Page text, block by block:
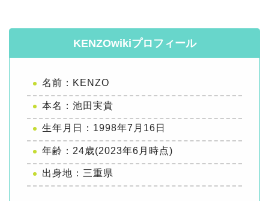
KENZOwikiプロフィール
名前：KENZO
本名：池田実貴
生年月日：1998年7月16日
年齢：24歳(2023年6月時点)
出身地：三重県